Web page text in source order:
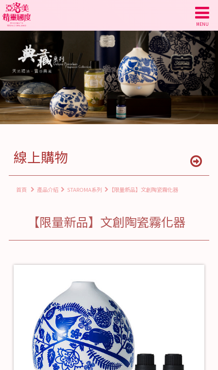
線上購物
首頁 產品介紹 STAROMA系列 【限量新品】文創陶瓷霧化器
【限量新品】文創陶瓷霧化器